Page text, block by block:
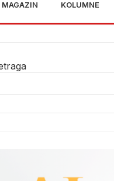
MAGAZIN KOLUMNE